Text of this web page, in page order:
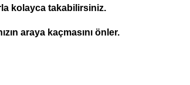
kolayca takabilirsiniz.
araya kaçmasını önler.